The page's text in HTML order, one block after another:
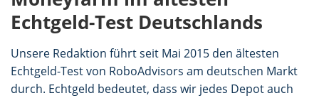
Echtgeld-Test Deutschlands
Unsere Redaktion führt seit Mai 2015 den ältesten
Echtgeld-Test von RoboAdvisors am deutschen Markt
durch. Echtgeld bedeutet, dass wir jedes Depot auch